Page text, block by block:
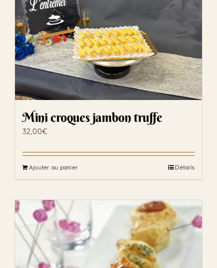
Mini croques jambon truffe
32,00€
Ajouter au panier Détails